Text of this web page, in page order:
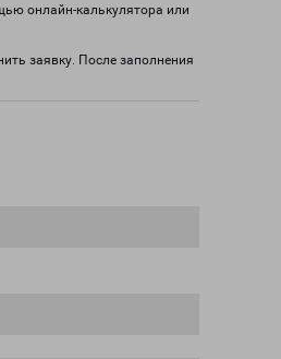
онлайн-калькулятора или
заявку. После заполнения